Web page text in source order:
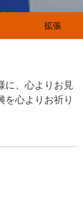
拡張
に、心よりお見
を心よりお祈り